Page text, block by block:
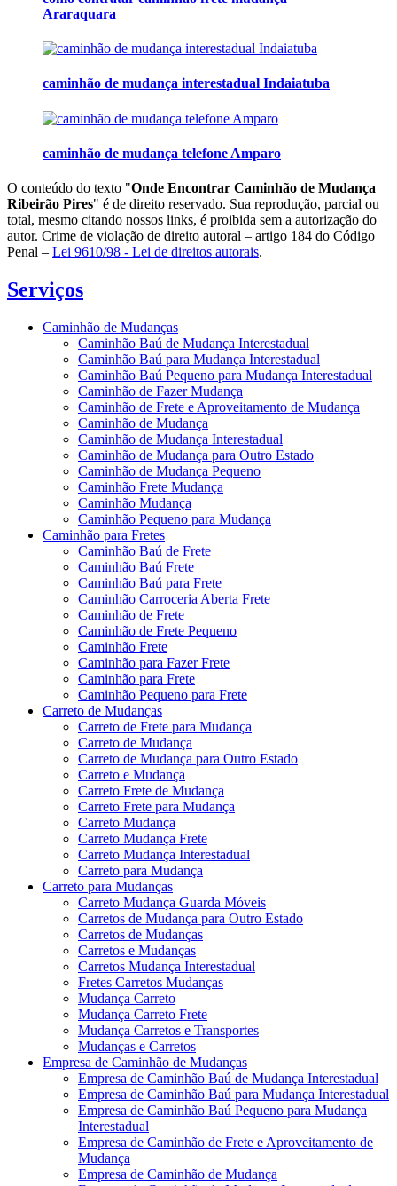
Araraquara
caminhão de mudança interestadual Indaiatuba
caminhão de mudança telefone Amparo
O conteúdo do texto "Onde Encontrar Caminhão de Mudança
Ribeirão Pires" é de direito reservado. Sua reprodução, parcial ou
total, mesmo citando nossos links, é proibida sem a autorização do
autor. Crime de violação de direito autoral – artigo 184 do Código
Penal – Lei 9610/98 - Lei de direitos autorais.
Serviços
Caminhão de Mudanças
Caminhão Baú de Mudança Interestadual
Caminhão Baú para Mudança Interestadual
Caminhão Baú Pequeno para Mudança Interestadual
Caminhão de Fazer Mudança
Caminhão de Frete e Aproveitamento de Mudança
Caminhão de Mudança
Caminhão de Mudança Interestadual
Caminhão de Mudança para Outro Estado
Caminhão de Mudança Pequeno
Caminhão Frete Mudança
Caminhão Mudança
Caminhão Pequeno para Mudança
Caminhão para Fretes
Caminhão Baú de Frete
Caminhão Baú Frete
Caminhão Baú para Frete
Caminhão Carroceria Aberta Frete
Caminhão de Frete
Caminhão de Frete Pequeno
Caminhão Frete
Caminhão para Fazer Frete
Caminhão para Frete
Caminhão Pequeno para Frete
Carreto de Mudanças
Carreto de Frete para Mudança
Carreto de Mudança
Carreto de Mudança para Outro Estado
Carreto e Mudança
Carreto Frete de Mudança
Carreto Frete para Mudança
Carreto Mudança
Carreto Mudança Frete
Carreto Mudança Interestadual
Carreto para Mudança
Carreto para Mudanças
Carreto Mudança Guarda Móveis
Carretos de Mudança para Outro Estado
Carretos de Mudanças
Carretos e Mudanças
Carretos Mudança Interestadual
Fretes Carretos Mudanças
Mudança Carreto
Mudança Carreto Frete
Mudança Carretos e Transportes
Mudanças e Carretos
Empresa de Caminhão de Mudanças
Empresa de Caminhão Baú de Mudança Interestadual
Empresa de Caminhão Baú para Mudança Interestadual
Empresa de Caminhão Baú Pequeno para Mudança
Interestadual
Empresa de Caminhão de Frete e Aproveitamento de
Mudança
Empresa de Caminhão de Mudança